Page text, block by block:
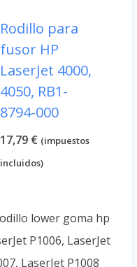
Rodillo para
fusor HP
LaserJet 4000,
4050, RB1-
8794-000
17,79 € (impuestos
incluidos)